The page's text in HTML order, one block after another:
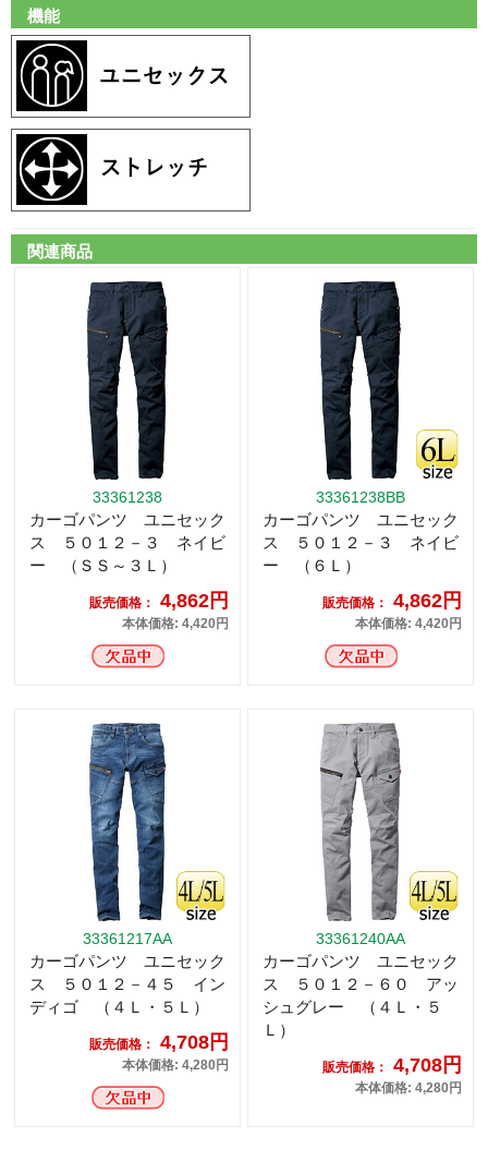
機能
関連商品
33361238
カーゴパンツ ユニセック
ス ５０１２－３ ネイビ
ー （ＳＳ～３Ｌ）
販売価格： 4,862円
本体価格: 4,420円
33361238BB
カーゴパンツ ユニセック
ス ５０１２－３ ネイビ
ー （６Ｌ）
販売価格： 4,862円
本体価格: 4,420円
33361217AA
カーゴパンツ ユニセック
ス ５０１２－４５ イン
ディゴ （４Ｌ・５Ｌ）
販売価格： 4,708円
本体価格: 4,280円
33361240AA
カーゴパンツ ユニセック
ス ５０１２－６０ アッ
シュグレー （４Ｌ・５
Ｌ）
販売価格： 4,708円
本体価格: 4,280円